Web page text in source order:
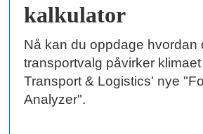
kalkulator
Nå kan du oppdage hvordan
transportvalg påvirker
Transport & Logistics' nye
Analyzer".